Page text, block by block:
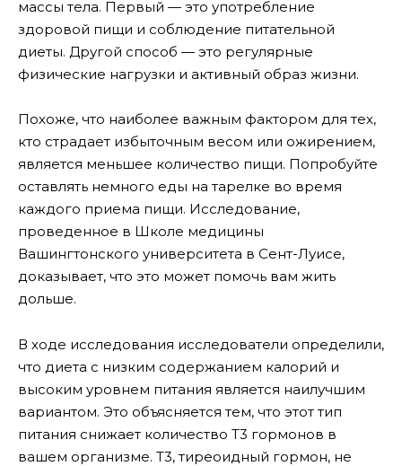
массы тела. Первый — это употребление
здоровой пищи и соблюдение питательной
диеты. Другой способ — это регулярные
физические нагрузки и активный образ жизни.
Похоже, что наиболее важным фактором для тех,
кто страдает избыточным весом или ожирением,
является меньшее количество пищи. Попробуйте
оставлять немного еды на тарелке во время
каждого приема пищи. Исследование,
проведенное в Школе медицины
Вашингтонского университета в Сент-Луисе,
доказывает, что это может помочь вам жить
дольше.
В ходе исследования исследователи определили,
что диета с низким содержанием калорий и
высоким уровнем питания является наилучшим
вариантом. Это объясняется тем, что этот тип
питания снижает количество Т3 гормонов в
вашем организме. Т3, тиреоидный гормон, не